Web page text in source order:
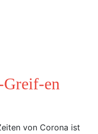
en
von Corona ist